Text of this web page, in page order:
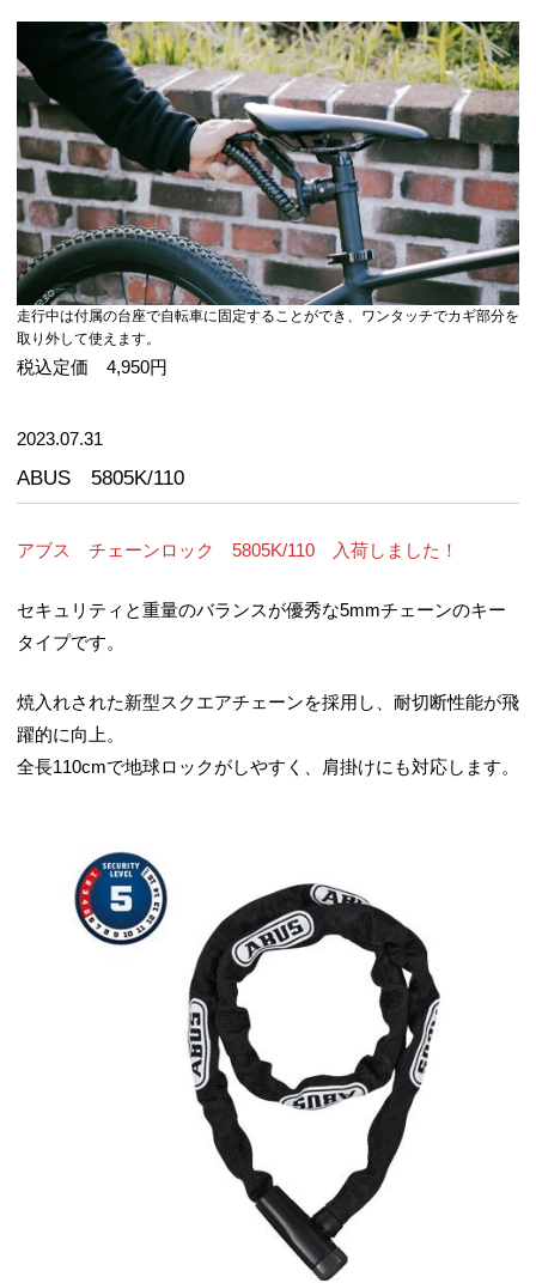
走行中は付属の台座で自転車に固定することができ、ワンタッチでカギ部分を
取り外して使えます。
税込定価 4,950円
2023.07.31
ABUS 5805K/110
アブス チェーンロック 5805K/110 入荷しました！
セキュリティと重量のバランスが優秀な5mmチェーンのキー
タイプです。
焼入れされた新型スクエアチェーンを採用し、耐切断性能が飛
躍的に向上。
全長110cmで地球ロックがしやすく、肩掛けにも対応します。